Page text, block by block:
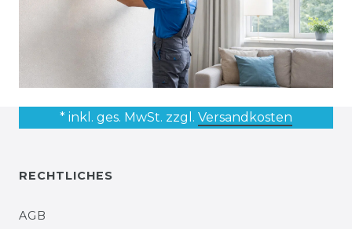
* inkl. ges. MwSt. zzgl. Versandkosten
RECHTLICHES
AGB